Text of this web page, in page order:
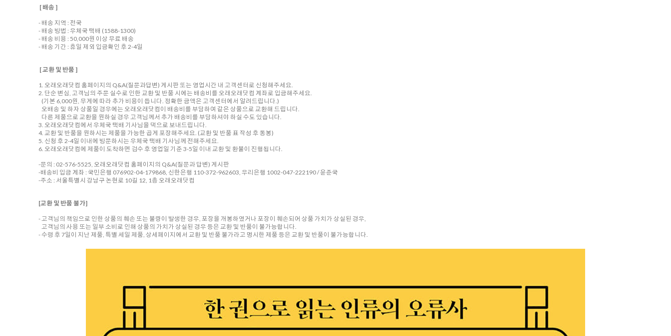
[ 배송 ]
- 배송 지역 : 전국
- 배송 방법 : 우체국 택배 (1588-1300)
- 배송 비용 : 50,000원 이상 무료 배송
- 배송 기간 : 휴일 제외 입금확인 후 2-4일
[ 교환 및 반품 ]
1. 오래오래닷컴 홈페이지의 Q&A(질문과답변) 게시판 또는 영업시간 내 고객센터로 신청해주세요.
2. 단순 변심, 고객님의 주문 실수로 인한 교환 및 반품 시에는 배송비를 오래오래닷컴 계좌로 입금해주세요.
(기본 6,000원, 무게에 따라 추가 비용이 듭니다. 정확한 금액은 고객센터에서 알려드립니다.)
오배송 및 하자 상품일 경우에는 오래오래닷컴이 배송비를 부담하여 같은 상품으로 교환해 드립니다.
다른 제품으로 교환을 원하실 경우 고객님께서 추가 배송비를 부담하셔야 하실 수도 있습니다.
3. 오래오래닷컴에서 우체국 택배 기사님을 댁으로 보내드립니다.
4. 교환 및 반품을 원하시는 제품을 가능한 곱게 포장해주세요. (교환 및 반품 표 작성 후 동봉)
5. 신청 후 2-4일 이내에 방문하시는 우체국 택배 기사님께 전해주세요.
6. 오래오래닷컴에 제품이 도착하면 검수 후 영업일 기준 3-5일 이내 교환 및 환불이 진행됩니다.
-문의 : 02-576-5525, 오래오래닷컴 홈페이지의 Q&A(질문과 답변) 게시판
-배송비 입금 계좌 : 국민은행 076902-04-179868, 신한은행 110-372-962603, 우리은행 1002-047-222190 / 윤준국
-주소 : 서울특별시 강남구 논현로 10길 12, 1층 오래오래닷컴
[교환 및 반품 불가]
- 고객님의 책임으로 인한 상품의 훼손 또는 불량이 발생한 경우, 포장을 개봉하였거나 포장이 훼손되어 상품 가치가 상실된 경우,
고객님의 사용 또는 일부 소비로 인해 상품의 가치가 상실된 경우 등은 교환 및 반품이 불가능합니다.
- 수령 후 7일이 지난 제품, 특별 세일 제품, 상세페이지에서 교환 및 반품 불가라고 명시한 제품 등은 교환 및 반품이 불가능합니다.